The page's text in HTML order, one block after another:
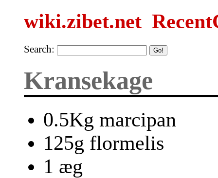
wiki.zibet.net
Search:
Kransekage
0.5Kg marcipan
125g flormelis
1 æg